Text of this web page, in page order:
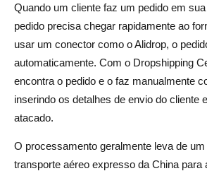
Quando um cliente faz um pedido em
pedido precisa chegar rapidamente ao
usar um conector como o Alidrop, o
automaticamente. Com o Dropshipping
encontra o pedido e o faz manualmente
inserindo os detalhes de envio do cliente
atacado.
O processamento geralmente leva de
transporte aéreo expresso da China para